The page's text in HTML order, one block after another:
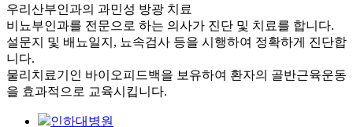
우리산부인과의 과민성 방광 치료
비뇨부인과를 전문으로 하는 의사가 진단 및 치료를 합니다.
설문지 및 배뇨일지, 뇨속검사 등을 시행하여 정확하게 진단합
니다.
물리치료기인 바이오피드백을 보유하여 환자의 골반근육운동
을 효과적으로 교육시킵니다.
인하대병원